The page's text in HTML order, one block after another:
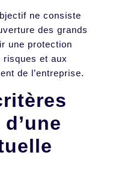
ne consiste
des grands
une protection
risques et aux
de l’entreprise.